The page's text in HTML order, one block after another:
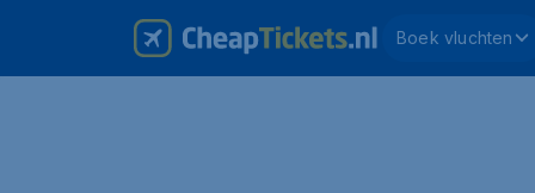
Boek vluchten